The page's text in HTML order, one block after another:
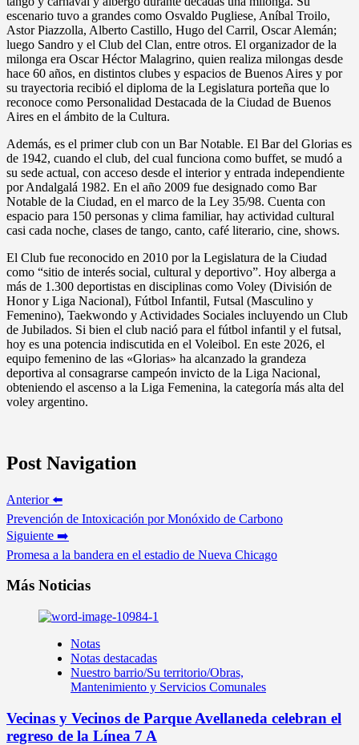
escenario tuvo a grandes como Osvaldo Pugliese, Aníbal Troilo,
Astor Piazzolla, Alberto Castillo, Hugo del Carril, Oscar Alemán;
luego Sandro y el Club del Clan, entre otros. El organizador de la
milonga era Oscar Héctor Malagrino, quien realiza milongas desde
hace 60 años, en distintos clubes y espacios de Buenos Aires y por
su trayectoria recibió el diploma de la Legislatura porteña que lo
reconoce como Personalidad Destacada de la Ciudad de Buenos
Aires en el ámbito de la Cultura.
Además, es el primer club con un Bar Notable. El Bar del Glorias es
de 1942, cuando el club, del cual funciona como buffet, se mudó a
su sede actual, con acceso desde el interior y entrada independiente
por Andalgalá 1982. En el año 2009 fue designado como Bar
Notable de la Ciudad, en el marco de la Ley 35/98. Cuenta con
espacio para 150 personas y clima familiar, hay actividad cultural
casi cada noche, clases de tango, canto, café literario, cine, shows.
El Club fue reconocido en 2010 por la Legislatura de la Ciudad
como “sitio de interés social, cultural y deportivo”. Hoy alberga a
más de 1.300 deportistas en disciplinas como Voley (División de
Honor y Liga Nacional), Fútbol Infantil, Futsal (Masculino y
Femenino), Taekwondo y Actividades Sociales incluyendo un Club
de Jubilados. Si bien el club nació para el fútbol infantil y el futsal,
hoy es una potencia indiscutida en el Voleibol. En este 2026, el
equipo femenino de las «Glorias» ha alcanzado la grandeza
deportiva al consagrarse campeón invicto de la Liga Nacional,
obteniendo el ascenso a la Liga Femenina, la categoría más alta del
voley argentino.
Post Navigation
Anterior ⬅️
Prevención de Intoxicación por Monóxido de Carbono
Siguiente ➡️
Promesa a la bandera en el estadio de Nueva Chicago
Más Noticias
Notas
Notas destacadas
Nuestro barrio/Su territorio/Obras,
Mantenimiento y Servicios Comunales
Vecinas y Vecinos de Parque Avellaneda celebran el
regreso de la Línea 7 A